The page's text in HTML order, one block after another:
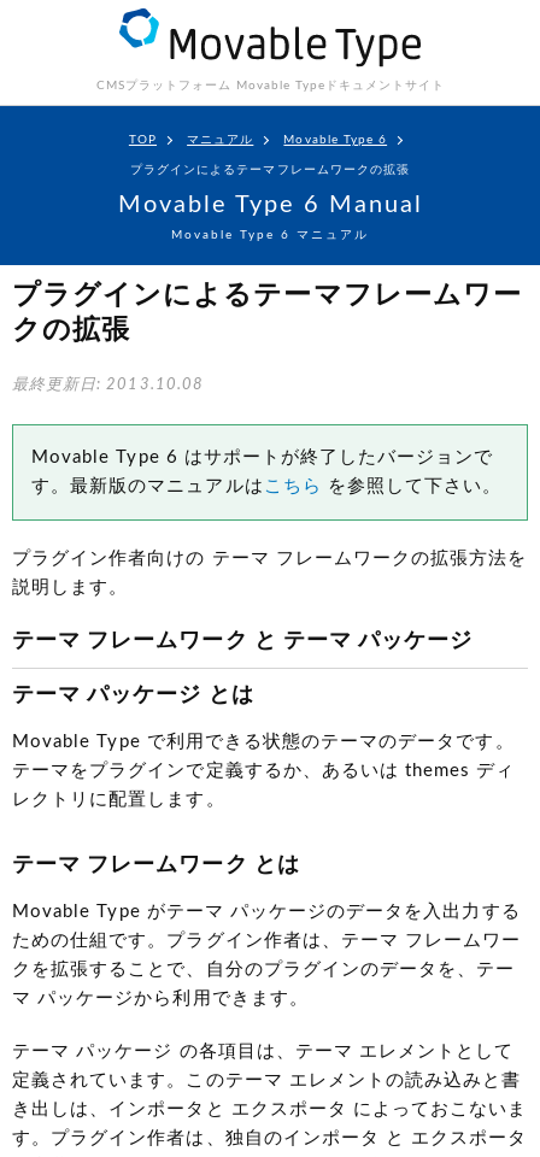
CMSプラットフォーム Movable Type ドキュメントサイト
TOP マニュアル Movable Type 6
プラグインによるテーマフレームワークの拡張
Movable Type 6 Manual
Movable Type 6 マニュアル
プラグインによるテーマフレームワー
クの拡張
最終更新日: 2013.10.08
Movable Type 6 はサポートが終了したバージョンで
す。最新版のマニュアルは こちら を参照して下さい。
プラグイン作者向けの テーマ フレームワークの拡張方法を
説明します。
テーマ フレームワーク と テーマ パッケージ
テーマ パッケージ とは
Movable Type で利用できる状態のテーマのデータです。
テーマをプラグインで定義するか、あるいは themes ディ
レクトリに配置します。
テーマ フレームワーク とは
Movable Type がテーマ パッケージのデータを入出力する
ための仕組です。プラグイン作者は、テーマ フレームワー
クを拡張することで、自分のプラグインのデータを、テー
マ パッケージから利用できます。
テーマ パッケージ の各項目は、テーマ エレメントとして
定義されています。このテーマ エレメントの読み込みと書
き出しは、インポータと エクスポータ によっておこないま
す。プラグイン作者は、独自のインポータ と エクスポータ